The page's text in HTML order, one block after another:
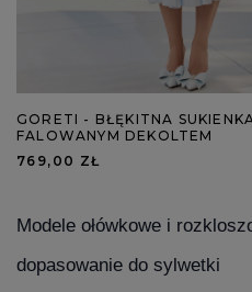
GORETI - BŁĘKITNA
FALOWANYM DEKOLTEM
769,00 ZŁ
Modele ołówkowe i
dopasowanie do sylwetki